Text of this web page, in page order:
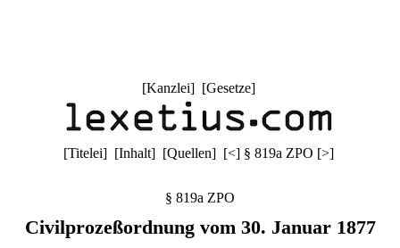
[Kanzlei] [Gesetze]
[Titelei] [Inhalt] [Quellen] [<] § 819a ZPO [>]
§ 819a ZPO
Civilprozeßordnung vom 30. Januar 1877